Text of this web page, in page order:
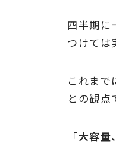
四半期に
つけては
これま
との観
「大容量